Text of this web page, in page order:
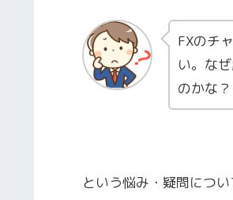
FXのチ
い。な
のかな？
という悩み・疑問につい